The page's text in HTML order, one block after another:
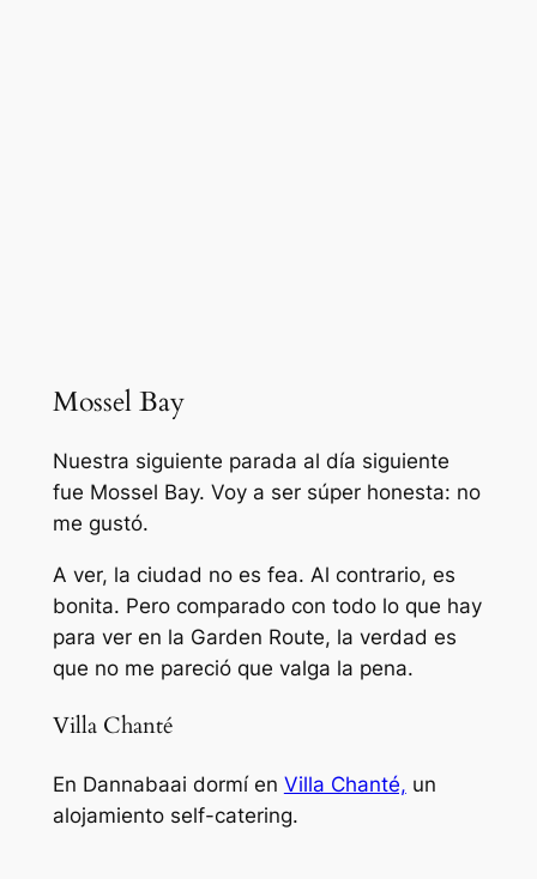
Mossel Bay
Nuestra siguiente parada al día siguiente
fue Mossel Bay. Voy a ser súper honesta: no
me gustó.
A ver, la ciudad no es fea. Al contrario, es
bonita. Pero comparado con todo lo que hay
para ver en la Garden Route, la verdad es
que no me pareció que valga la pena.
Villa Chanté
En Dannabaai dormí en Villa Chanté, un
alojamiento self-catering.